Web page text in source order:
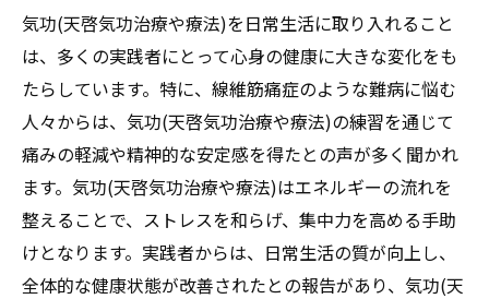
気功(天啓気功治療や療法)を日常生活に取り入れること
は、多くの実践者にとって心身の健康に大きな変化をも
たらしています。特に、線維筋痛症のような難病に悩む
人々からは、気功(天啓気功治療や療法)の練習を通じて
痛みの軽減や精神的な安定感を得たとの声が多く聞かれ
ます。気功(天啓気功治療や療法)はエネルギーの流れを
整えることで、ストレスを和らげ、集中力を高める手助
けとなります。実践者からは、日常生活の質が向上し、
全体的な健康状態が改善されたとの報告があり、気功(天